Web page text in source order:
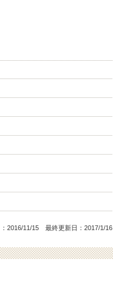
2016/11/15 最終更新日：2017/1/16